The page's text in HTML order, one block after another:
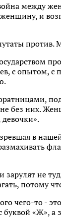
между
и
против.
с опытом,
без них.
в
не
потому
чего-то -
«Ж», а